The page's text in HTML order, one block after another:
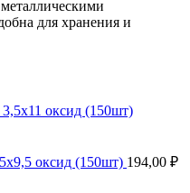
для хранения и
оксид (150шт) 194,00 ₽